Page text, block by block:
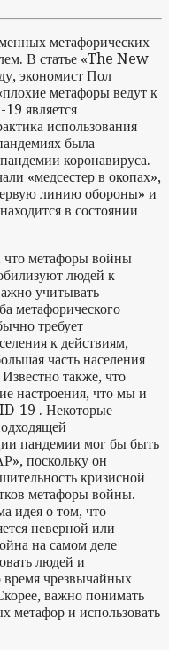
метафорических
В статье «The New
экономист Пол
метафоры ведут к
является
использования
была
коронавируса.
«медсестер в окопах»,
линию обороны» и
в состоянии
что метафоры войны
людей к
учитывать
метафорического
требует
к действиям,
часть населения
также, что
настроения, что мы и
19 . Некоторые
пандемии мог бы быть
поскольку он
кризисной
метафоры войны.
идея о том, что
неверной или
на самом деле
людей и
время чрезвычайных
важно понимать
метафор и использовать